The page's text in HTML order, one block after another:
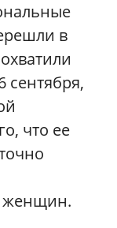
в
сентября,
что ее
женщин.